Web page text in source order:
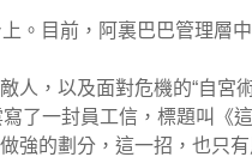
。目前，阿裏巴巴管理層
，以及面對危機的“自宮術
了一封員工信，標題叫《
強的劃分，這一招，也只有